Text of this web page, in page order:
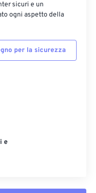
sicuri e un
ogni aspetto della
per la sicurezza
e